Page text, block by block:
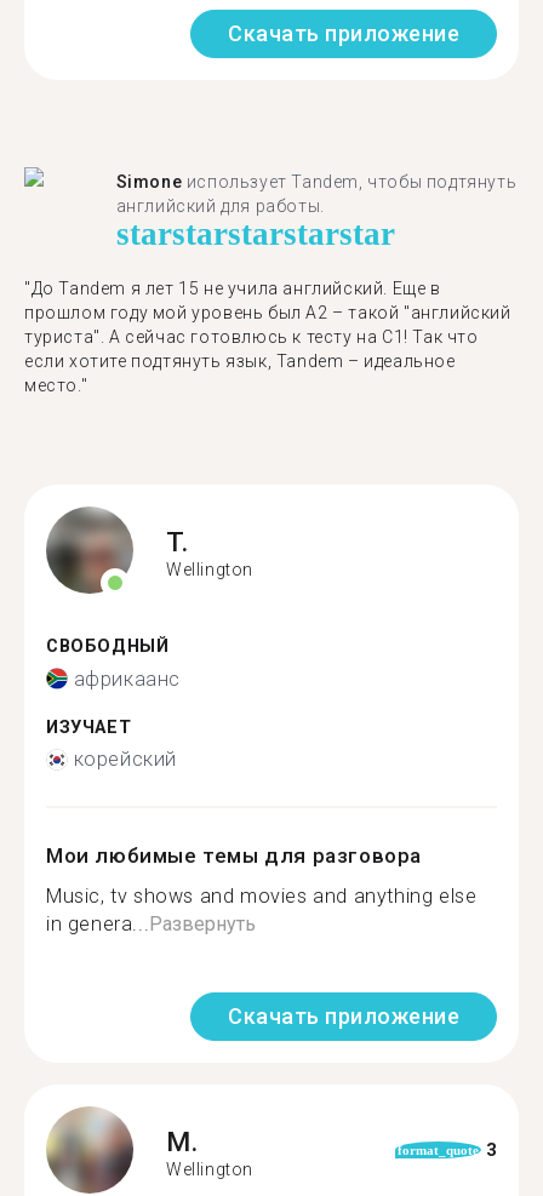
Скачать приложение
Simone использует Tandem, чтобы подтянуть
английский для работы.
starstarstarstarstar
"До Tandem я лет 15 не учила английский. Еще в
прошлом году мой уровень был A2 – такой "английский
туриста". А сейчас готовлюсь к тесту на C1! Так что
если хотите подтянуть язык, Tandem – идеальное
место."
T.
Wellington
СВОБОДНЫЙ
африкаанс
ИЗУЧАЕТ
корейский
Мои любимые темы для разговора
Music, tv shows and movies and anything else
in genera...Развернуть
Скачать приложение
M.
Wellington
format_quote 3